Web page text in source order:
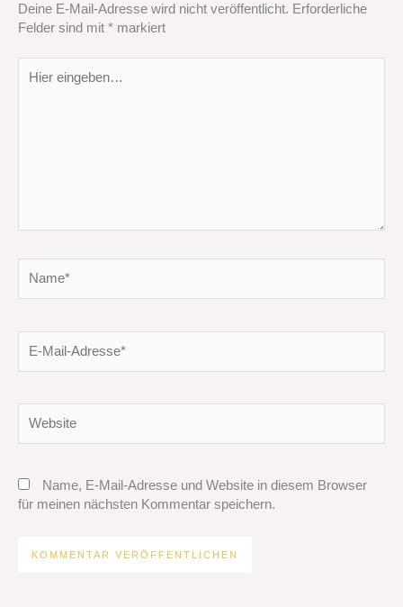
Deine E-Mail-Adresse wird nicht veröffentlicht. Erforderliche
Felder sind mit * markiert
eingeben…
Mail-
Name, E-Mail-Adresse und Website in diesem Browser
für meinen nächsten Kommentar speichern.